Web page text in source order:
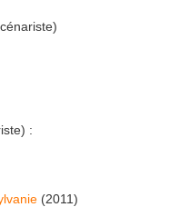
:
(2011)